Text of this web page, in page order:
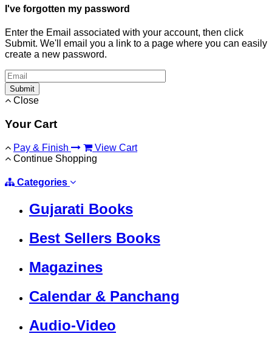
I've forgotten my password
Enter the Email associated with your account, then click
Submit. We'll email you a link to a page where you can easily
create a new password.
Submit
Close
Your Cart
Pay & Finish
View Cart
Continue Shopping
Categories
Gujarati Books
Best Sellers Books
Magazines
Calendar & Panchang
Audio-Video